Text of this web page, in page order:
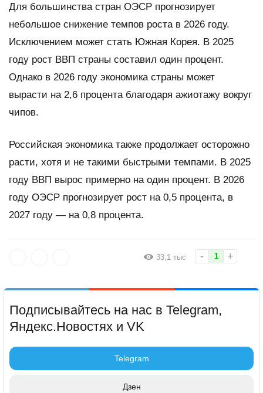
Для большинства стран ОЭСР прогнозирует
небольшое снижение темпов роста в 2026 году.
Исключением может стать Южная Корея. В 2025
году рост ВВП страны составил один процент.
Однако в 2026 году экономика страны может
вырасти на 2,6 процента благодаря ажиотажу вокруг
чипов.
Российская экономика также продолжает осторожно
расти, хотя и не такими быстрыми темпами. В 2025
году ВВП вырос примерно на один процент. В 2026
году ОЭСР прогнозирует рост на 0,5 процента, в
2027 году — на 0,8 процента.
- 1 +
33,1 тыс
Подписывайтесь на нас в Telegram,
Яндекс.Новостях и VK
Telegram
Дзен